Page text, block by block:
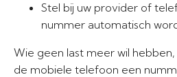
Stel bij uw provider of
nummer automatisch
Wie geen last meer wil
de mobiele telefoon een